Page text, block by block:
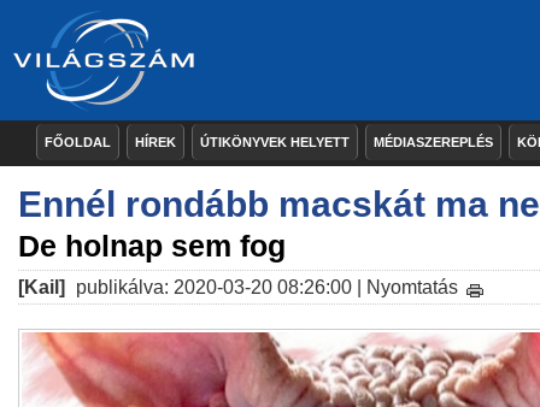
FŐOLDAL HÍREK ÚTIKÖNYVEK HELYETT MÉDIASZEREPLÉS
Ennél rondább macskát ma
De holnap sem fog
[Kail] publikálva: 2020-03-20 08:26:00 | Nyomtatás